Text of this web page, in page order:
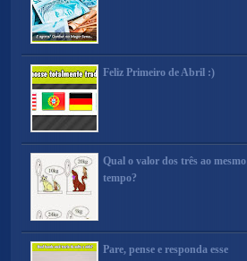
Feliz Primeiro de Abril :)
Qual o valor dos três ao mesmo
tempo?
Pare, pense e responda esse